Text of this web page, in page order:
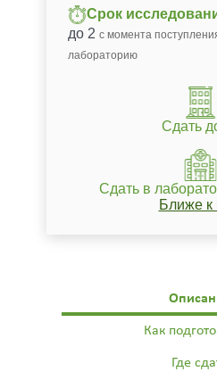
Срок
до 2 с момента
лабораторию
Сдать
Сдать в
Ближе к
Как
Где